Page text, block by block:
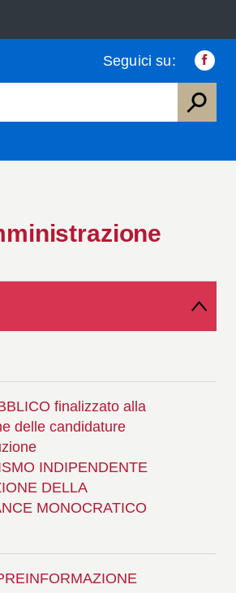
Seguici su:
finalizzato alla
delle candidature
INDIPENDENTE
DELLA
MONOCRATICO